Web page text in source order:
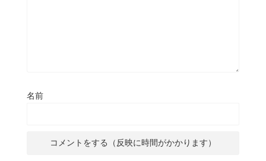
名前